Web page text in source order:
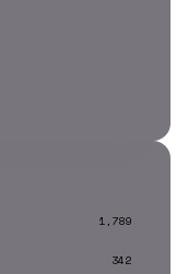
1,789
342